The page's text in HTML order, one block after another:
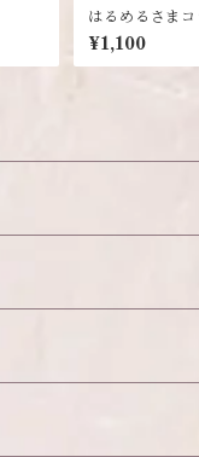
はるめるさま
アクリルヘアク
¥1,100